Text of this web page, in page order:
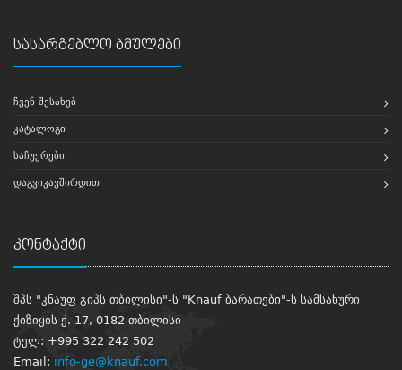
სასარგებლო ბმულები
ᲩᲕᲔᲜ ᲨᲔᲡᲐᲮᲔᲑ
ᲙᲐᲢᲐᲚᲝᲒᲘ
ᲡᲐᲩᲣᲥᲠᲔᲑᲘ
ᲓᲐᲒᲕᲘᲙᲐᲕᲨᲘᲠᲓᲘᲗ
კონტაქტი
შპს "კნაუფ გიპს თბილისი"-ს "Knauf ბარათები"-ს სამსახური
ქიზიყის ქ. 17, 0182 თბილისი
ტელ: +995 322 242 502
Email: info-ge@knauf.com